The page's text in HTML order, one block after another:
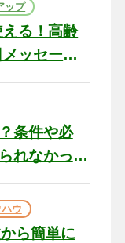
ップ
る！高齢
ッセージ
条件や必
れなかっ
ウ
ら簡単に